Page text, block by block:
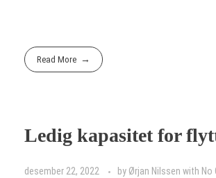
Read More
Ledig kapasitet for
desember 22, 2022 by Ørjan Nilssen with No